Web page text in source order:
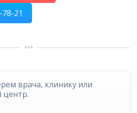
78-21
врача, клинику или
центр.